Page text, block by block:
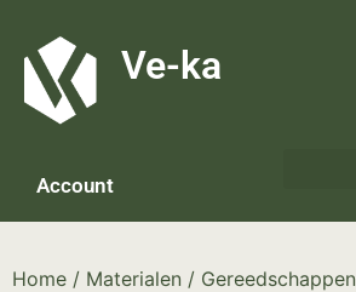
Ve-ka
Account
Home / Materialen / Gereedschappen